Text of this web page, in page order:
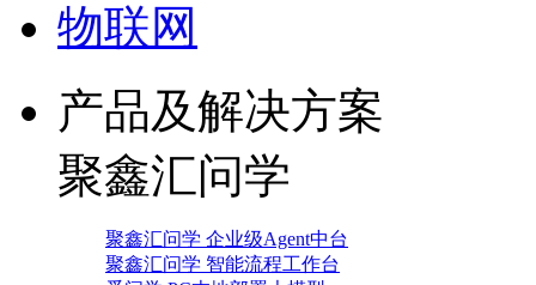
物联网
产品及解决方案
聚鑫汇问学
聚鑫汇问学 企业级Agent中台
聚鑫汇问学 智能流程工作台